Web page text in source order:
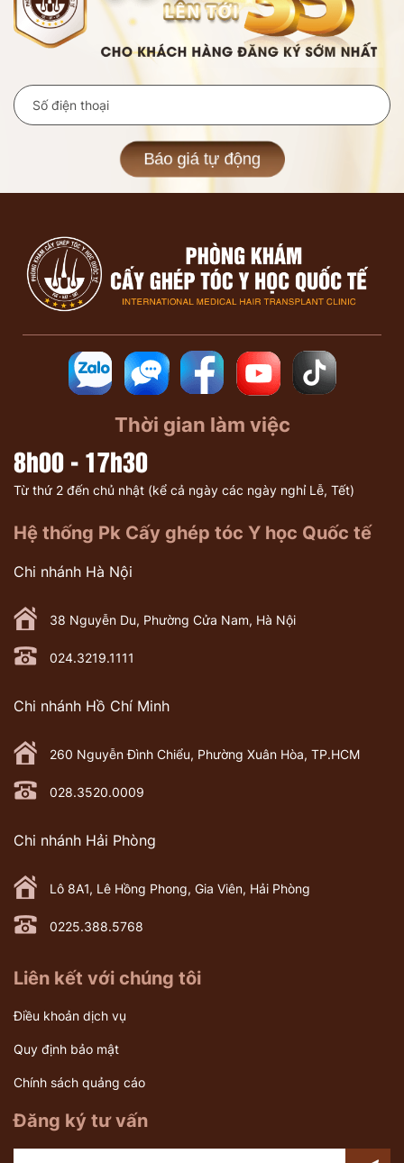
Báo giá tự động
Thời gian làm việc
8h00 - 17h30
Từ thứ 2 đến chủ nhật (kể cả ngày các ngày nghỉ Lễ, Tết)
Hệ thống Pk Cấy ghép tóc Y học Quốc tế
Chi nhánh Hà Nội
38 Nguyễn Du, Phường Cửa Nam, Hà Nội
024.3219.1111
Chi nhánh Hồ Chí Minh
260 Nguyễn Đình Chiểu, Phường Xuân Hòa, TP.HCM
028.3520.0009
Chi nhánh Hải Phòng
Lô 8A1, Lê Hồng Phong, Gia Viên, Hải Phòng
0225.388.5768
Liên kết với chúng tôi
Điều khoản dịch vụ
Quy định bảo mật
Chính sách quảng cáo
Đăng ký tư vấn